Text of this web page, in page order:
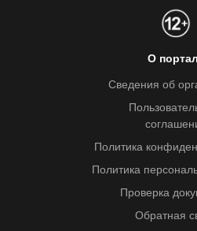
О
Сведения об
Политика
Политика
Проверка
Обратная